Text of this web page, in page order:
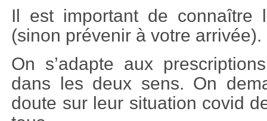
Il est important de connaître
(sinon prévenir à votre arrivée).
On s’adapte aux
dans les deux sens. On
doute sur leur situation covid